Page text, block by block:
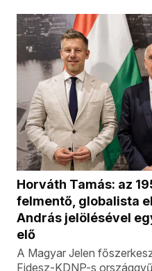
Horváth Tamás: az
felmentő, globalista
András jelölésével
elő
A Magyar Jelen
Fidesz-KDNP-s